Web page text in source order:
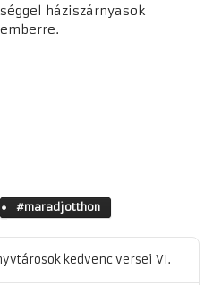
háziszárnyasok
#maradjotthon
kedvenc versei VI.